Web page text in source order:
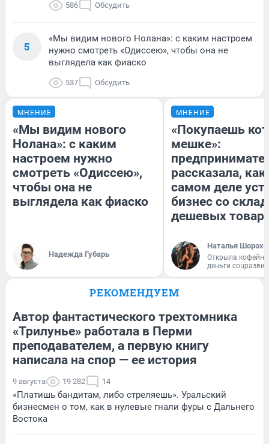
586 Обсудить
5
«Мы видим нового Нолана»: с каким настроем
нужно смотреть «Одиссею», чтобы она не
выглядела как фиаско
537 Обсудить
МНЕНИЕ
«Мы видим нового
Нолана»: с каким
настроем нужно
смотреть «Одиссею»,
чтобы она не
выглядела как фиаско
Надежда Губарь
МНЕНИЕ
«Покупаешь
мешке»:
рассказала, как
самом деле
бизнес со
дешевых
Наталья
Открыла
деньги
РЕКОМЕНДУЕМ
Автор фантастического трехтомника
«Трилунье» работала в Перми
преподавателем, а первую книгу
написала на спор — ее история
9 августа 19 282 14
«Платишь бандитам, либо стреляешь». Уральский
бизнесмен о том, как в нулевые гнали фуры с Дальнего
Востока